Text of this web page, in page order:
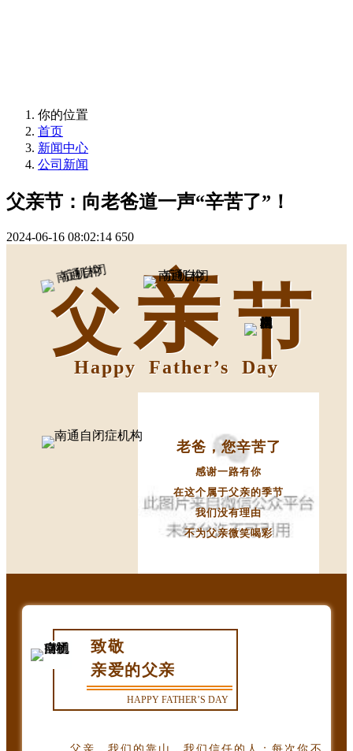
你的位置
首页
新闻中心
公司新闻
父亲节：向老爸道一声“辛苦了”！
2024-06-16 08:02:14 650
父 亲节
Happy Father’s Day
老爸，您辛苦了
感谢一路有你
在这个属于父亲的季节
我们没有理由
不为父亲微笑喝彩
致敬
亲爱的父亲
HAPPY FATHER’S DAY